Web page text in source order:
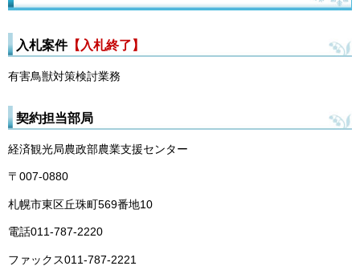
入札案件【入札終了】
有害鳥獣対策検討業務
契約担当部局
経済観光局農政部農業支援センター
〒007-0880
札幌市東区丘珠町569番地10
電話011-787-2220
ファックス011-787-2221